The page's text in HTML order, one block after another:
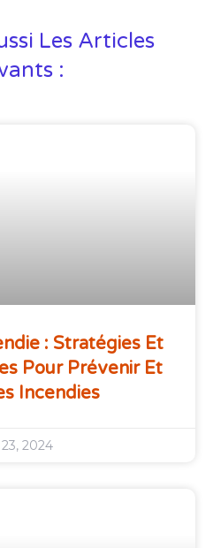
Les Articles
:
: Stratégies Et
Pour Prévenir Et
Incendies
2024